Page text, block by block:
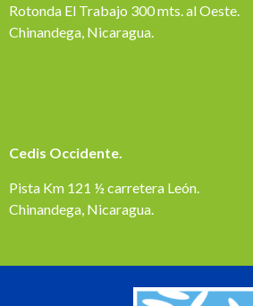
Rotonda El Trabajo 300 mts. al Oeste.
Chinandega, Nicaragua.
Cedis Occidente.
Pista Km 121 ½ carretera León.
Chinandega, Nicaragua.